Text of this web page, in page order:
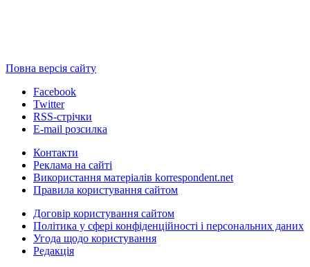
Повна версія сайту
Facebook
Twitter
RSS-стрічки
E-mail розсилка
Контакти
Реклама на сайті
Використання матеріалів korrespondent.net
Правила користування сайтом
Договір користування сайтом
Політика у сфері конфіденційності і персональних даних
Угода щодо користування
Редакція